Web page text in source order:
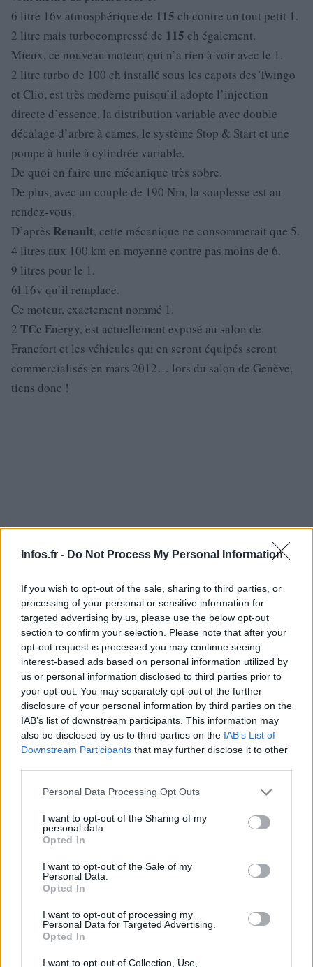
Infos.fr - Do Not Process My Personal Information
If you wish to opt-out of the sale, sharing to third parties, or
processing of your personal or sensitive information for
targeted advertising by us, please use the below opt-out
section to confirm your selection. Please note that after your
opt-out request is processed you may continue seeing
interest-based ads based on personal information utilized by
us or personal information disclosed to third parties prior to
your opt-out. You may separately opt-out of the further
disclosure of your personal information by third parties on the
IAB’s list of downstream participants. This information may
also be disclosed by us to third parties on the IAB’s List of
Downstream Participants that may further disclose it to other
Please note that this website/app uses one or more Google
not limited to your visit or usage behaviour. You may click to
grant or deny consent to Google and its third-party tags to
use your data for below specified purposes in below Google
consent section.
Personal Data Processing Opt Outs
I want to opt-out of the Sharing of my
personal data.
Opted In
I want to opt-out of the Sale of my
Personal Data.
Opted In
I want to opt-out of processing my
Personal Data for Targeted Advertising.
Opted In
I want to opt-out of Collection, Use,
6 litre 16v atmosphérique de 115 ch contre un tout petit 1.
2 litre mais turbocompressé de 115 ch également.
Mieux, ce nouveau moteur, qui n’a rien à voir avec le 1.
2 litre turbo de 100 ch installé sous les capots des Twingo
et Clio, est très moderne puisqu’il adopte l’injection
directe d’essence, la distribution variable avec double
décalage d’arbre à cames, le système Stop & Start et une
pompe à huile à cylindrée variable.
De quoi en faire une mécanique très sobre.
De plus, avec un couple de 190 Nm, la souplesse est au
rendez-vous.
D’après Renault, cette mécanique ne consommerait que 5.
4 litres aux 100 km en moyenne contre pas moins de 6.
9 litres pour le 1.
6l 16v qu’il remplace.
Ce moteur, exactement nommé 1.
2 TCe Energy, est actuellement exposé au salon de
Francfort et les véhicules qui en seront équipés seront
commercialisés en mars 2012… lors du salon de Genève,
tiens donc !
AUTEUR
Infos.fr Unit